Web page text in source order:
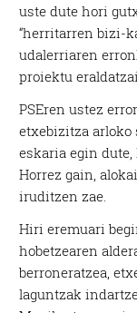
uste dute hori
“herritarren bizi-
udalerriaren
proiektu
PSEren ustez
etxebizitza arloko
eskaria egin dute,
Horrez gain,
iruditzen zae.
Hiri eremuari
hobetzearen
berroneratzea,
laguntzak